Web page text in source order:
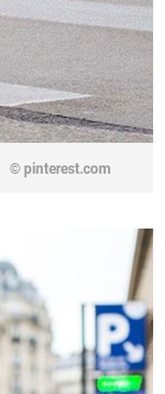
© pinterest.com